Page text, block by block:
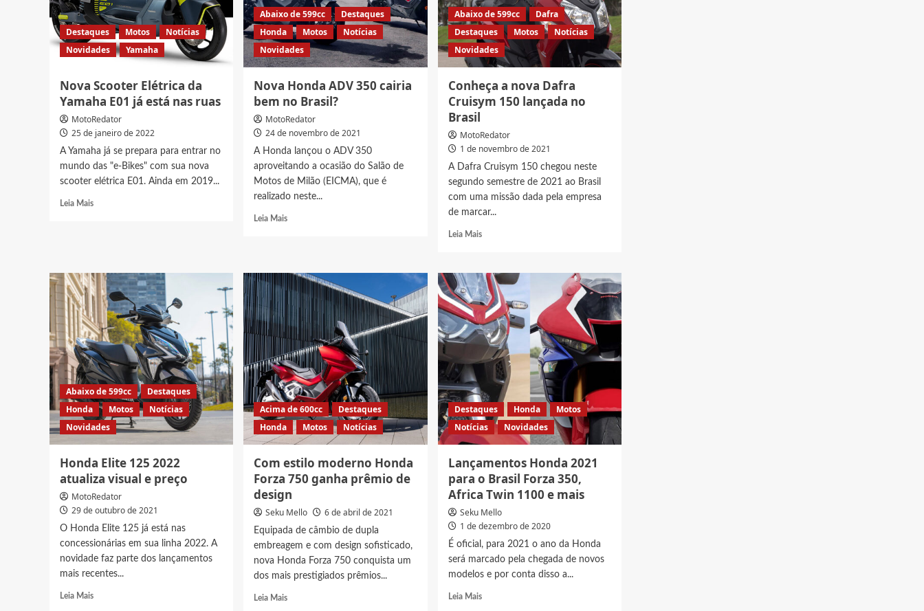
Destaques Motos
Notícias
Novidades
Yamaha
Nova Scooter Elétrica da
Yamaha E01 já está nas ruas
MotoRedator
25 de janeiro de 2022
A Yamaha já se prepara para entrar no
mundo das "e-Bikes" com sua nova
scooter elétrica E01. Ainda em 2019...
Leia MaisRead
da
Yamaha
E01
já
está
nas
ruas
Abaixo de 599cc
Destaques
Honda
Motos
Notícias
Novidades
Nova Honda ADV 350 cairia
bem no Brasil?
MotoRedator
24 de novembro de 2021
A Honda lançou o ADV 350
aproveitando a ocasião do Salão de
Motos de Milão (EICMA), que é
realizado neste...
Leia MaisRead
ADV
350
cairia
bem
Brasil?
Abaixo de 599cc
Dafra
Destaques
Motos
Notícias
Novidades
Conheça a nova Dafra
Cruisym 150 lançada no
Brasil
MotoRedator
1 de novembro de 2021
A Dafra Cruisym 150 chegou neste
segundo semestre de 2021 ao Brasil
com uma missão dada pela empresa
de marcar...
Leia MaisRead
Conheça
a
nova
Dafra
Cruisym
150
lançada
no
Brasil
Abaixo de 599cc
Destaques
Honda
Motos
Notícias
Novidades
Honda Elite 125 2022
atualiza visual e preço
MotoRedator
29 de outubro de 2021
O Honda Elite 125 já está nas
concessionárias em sua linha 2022. A
novidade faz parte dos lançamentos
mais recentes...
Leia MaisRead
Acima de 600cc
Destaques
Honda
Motos Notícias
Com estilo moderno Honda
Forza 750 ganha prêmio de
design
Seku Mello 6 de abril de 2021
Equipada de câmbio de dupla
embreagem e com design sofisticado,
nova Honda Forza 750 conquista um
dos mais prestigiados prêmios...
Leia MaisRead
Destaques Honda
Motos
Notícias
Novidades
Lançamentos Honda 2021
para o Brasil Forza 350,
Africa Twin 1100 e mais
Seku Mello
1 de dezembro de 2020
É oficial, para 2021 o ano da Honda
será marcado pela chegada de novos
modelos e por conta disso a...
Leia MaisRead